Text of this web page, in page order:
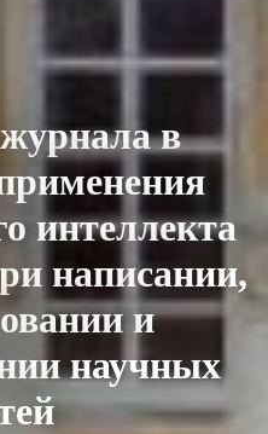
в
интеллекта
написании,
и
научных